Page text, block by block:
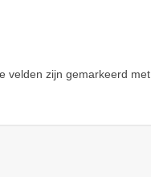
velden zijn gemarkeerd met